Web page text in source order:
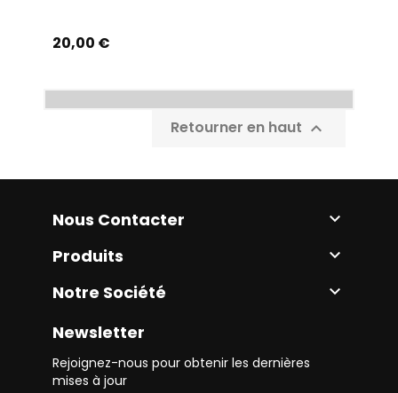
Prix
20,00 €
Retourner en haut 
Nous Contacter 
Produits 
Notre Société 
Newsletter
Rejoignez-nous pour obtenir les dernières
mises à jour